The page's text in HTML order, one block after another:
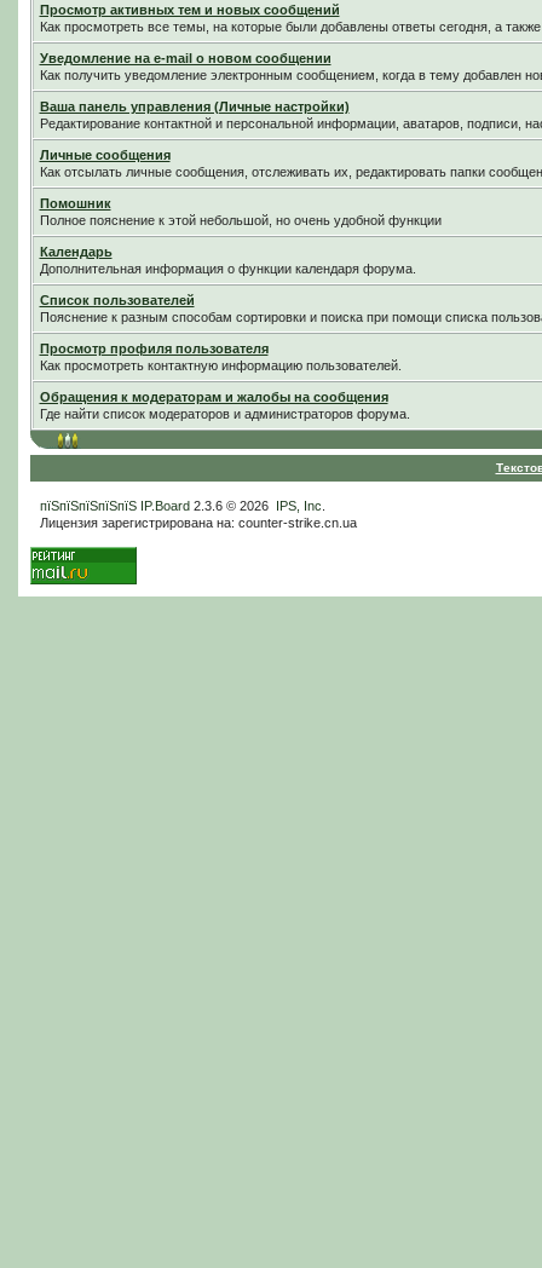
Просмотр активных тем и новых сообщений
Как просмотреть все темы, на которые были добавлены ответы сегодня, а
Уведомление на е-mail о новом сообщении
Как получить уведомление электронным сообщением, когда в тему добавлен
Ваша панель управления (Личные настройки)
Редактирование контактной и персональной информации, аватаров, подписи,
Личные сообщения
Как отсылать личные сообщения, отслеживать их, редактировать папки
Помошник
Полное пояснение к этой небольшой, но очень удобной функции
Календарь
Дополнительная информация о функции календаря форума.
Список пользователей
Пояснение к разным способам сортировки и поиска при помощи списка
Просмотр профиля пользователя
Как просмотреть контактную информацию пользователей.
Обращения к модераторам и жалобы на сообщения
Где найти список модераторов и администраторов форума.
пїЅпїЅпїЅпїЅпїЅ IP.Board2.3.6 © 2026 IPS, Inc
Лицензия зарегистрирована на: counter-strike.cn.ua